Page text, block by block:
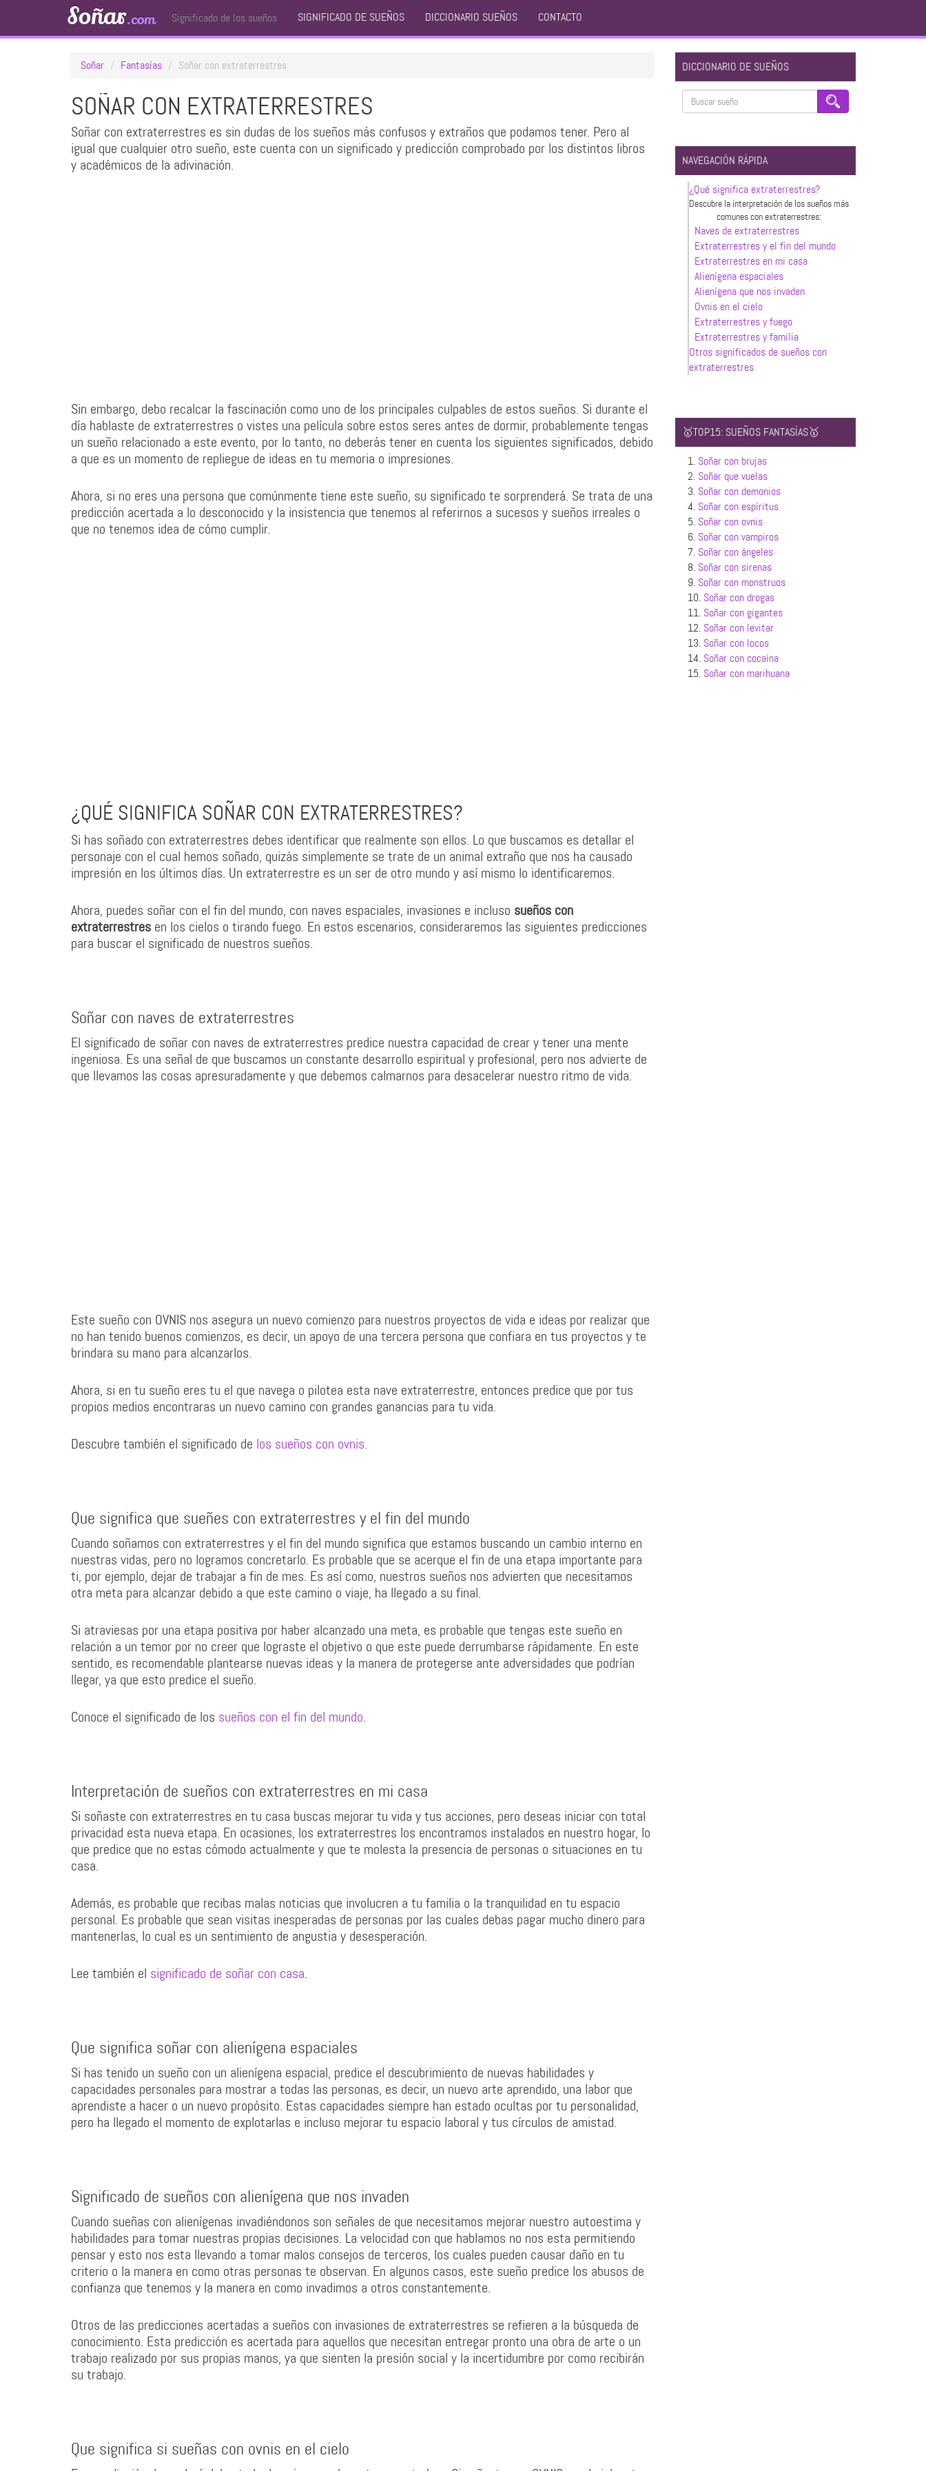
Soñar.com Significado de los sueños SIGNIFICADO DE SUEÑOS DICCIONARIO SUEÑOS CONTACTO
Soñar Fantasías Soñar con extraterrestres
SOÑAR CON EXTRATERRESTRES
Soñar con extraterrestres es sin dudas de los sueños más confusos y extraños que podamos tener. Pero al
igual que cualquier otro sueño, este cuenta con un significado y predicción comprobado por los distintos libros
y académicos de la adivinación.
Sin embargo, debo recalcar la fascinación como uno de los principales culpables de estos sueños. Si durante el
día hablaste de extraterrestres o vistes una película sobre estos seres antes de dormir, probablemente tengas
un sueño relacionado a este evento, por lo tanto, no deberás tener en cuenta los siguientes significados, debido
a que es un momento de repliegue de ideas en tu memoria o impresiones.
Ahora, si no eres una persona que comúnmente tiene este sueño, su significado te sorprenderá. Se trata de una
predicción acertada a lo desconocido y la insistencia que tenemos al referirnos a sucesos y sueños irreales o
que no tenemos idea de cómo cumplir.
¿QUÉ SIGNIFICA SOÑAR CON EXTRATERRESTRES?
Si has soñado con extraterrestres debes identificar que realmente son ellos. Lo que buscamos es detallar el
personaje con el cual hemos soñado, quizás simplemente se trate de un animal extraño que nos ha causado
impresión en los últimos días. Un extraterrestre es un ser de otro mundo y así mismo lo identificaremos.
Ahora, puedes soñar con el fin del mundo, con naves espaciales, invasiones e incluso sueños con
extraterrestres en los cielos o tirando fuego. En estos escenarios, consideraremos las siguientes predicciones
para buscar el significado de nuestros sueños.
Soñar con naves de extraterrestres
El significado de soñar con naves de extraterrestres predice nuestra capacidad de crear y tener una mente
ingeniosa. Es una señal de que buscamos un constante desarrollo espiritual y profesional, pero nos advierte de
que llevamos las cosas apresuradamente y que debemos calmarnos para desacelerar nuestro ritmo de vida.
Este sueño con OVNIS nos asegura un nuevo comienzo para nuestros proyectos de vida e ideas por realizar que
no han tenido buenos comienzos, es decir, un apoyo de una tercera persona que confiara en tus proyectos y te
brindara su mano para alcanzarlos.
Ahora, si en tu sueño eres tu el que navega o pilotea esta nave extraterrestre, entonces predice que por tus
propios medios encontraras un nuevo camino con grandes ganancias para tu vida.
Descubre también el significado de los sueños con ovnis.
Que significa que sueñes con extraterrestres y el fin del mundo
Cuando soñamos con extraterrestres y el fin del mundo significa que estamos buscando un cambio interno en
nuestras vidas, pero no logramos concretarlo. Es probable que se acerque el fin de una etapa importante para
ti, por ejemplo, dejar de trabajar a fin de mes. Es así como, nuestros sueños nos advierten que necesitamos
otra meta para alcanzar debido a que este camino o viaje, ha llegado a su final.
Si atraviesas por una etapa positiva por haber alcanzado una meta, es probable que tengas este sueño en
relación a un temor por no creer que lograste el objetivo o que este puede derrumbarse rápidamente. En este
sentido, es recomendable plantearse nuevas ideas y la manera de protegerse ante adversidades que podrían
llegar, ya que esto predice el sueño.
Conoce el significado de los sueños con el fin del mundo.
Interpretación de sueños con extraterrestres en mi casa
Si soñaste con extraterrestres en tu casa buscas mejorar tu vida y tus acciones, pero deseas iniciar con total
privacidad esta nueva etapa. En ocasiones, los extraterrestres los encontramos instalados en nuestro hogar, lo
que predice que no estas cómodo actualmente y que te molesta la presencia de personas o situaciones en tu
casa.
Además, es probable que recibas malas noticias que involucren a tu familia o la tranquilidad en tu espacio
personal. Es probable que sean visitas inesperadas de personas por las cuales debas pagar mucho dinero para
mantenerlas, lo cual es un sentimiento de angustia y desesperación.
Lee también el significado de soñar con casa.
Que significa soñar con alienígena espaciales
Si has tenido un sueño con un alienígena espacial, predice el descubrimiento de nuevas habilidades y
capacidades personales para mostrar a todas las personas, es decir, un nuevo arte aprendido, una labor que
aprendiste a hacer o un nuevo propósito. Estas capacidades siempre han estado ocultas por tu personalidad,
pero ha llegado el momento de explotarlas e incluso mejorar tu espacio laboral y tus círculos de amistad.
Significado de sueños con alienígena que nos invaden
Cuando sueñas con alienígenas invadiéndonos son señales de que necesitamos mejorar nuestro autoestima y
habilidades para tomar nuestras propias decisiones. La velocidad con que hablamos no nos esta permitiendo
pensar y esto nos esta llevando a tomar malos consejos de terceros, los cuales pueden causar daño en tu
criterio o la manera en como otras personas te observan. En algunos casos, este sueño predice los abusos de
confianza que tenemos y la manera en como invadimos a otros constantemente.
Otros de las predicciones acertadas a sueños con invasiones de extraterrestres se refieren a la búsqueda de
conocimiento. Esta predicción es acertada para aquellos que necesitan entregar pronto una obra de arte o un
trabajo realizado por sus propias manos, ya que sienten la presión social y la incertidumbre por como recibirán
su trabajo.
Que significa si sueñas con ovnis en el cielo
DICCIONARIO DE SUEÑOS
NAVEGACIÓN RÁPIDA
¿Qué significa extraterrestres?
Descubre la interpretación de los sueños más
comunes con extraterrestres:
Naves de extraterrestres
Extraterrestres y el fin del mundo
Extraterrestres en mi casa
Alienígena espaciales
Alienígena que nos invaden
Ovnis en el cielo
Extraterrestres y fuego
Extraterrestres y familia
Otros significados de sueños con
extraterrestres
🥇TOP15: SUEÑOS FANTASÍAS🥇
1. Soñar con brujas
2. Soñar que vuelas
3. Soñar con demonios
4. Soñar con espíritus
5. Soñar con ovnis
6. Soñar con vampiros
7. Soñar con ángeles
8. Soñar con sirenas
9. Soñar con monstruos
10. Soñar con drogas
11. Soñar con gigantes
12. Soñar con levitar
13. Soñar con locos
14. Soñar con cocaína
15. Soñar con marihuana